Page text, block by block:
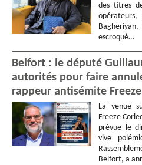
des titres
escroqué…
Belfort : le député
autorités pour faire
rappeur antisémite
La venue
Freeze
prévue le
vive
Belfort, a